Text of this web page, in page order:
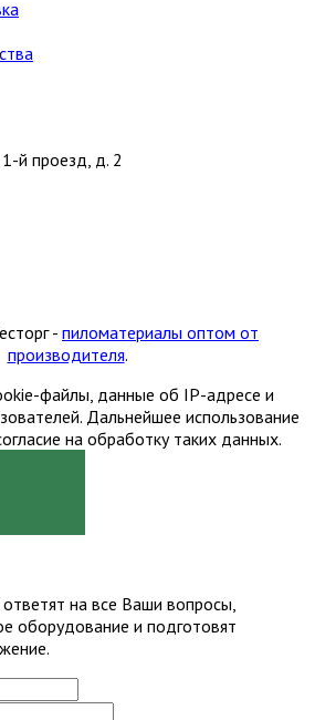
й проезд, д. 2
- пиломатериалы оптом от
производителя.
файлы, данные об IP-адресе и
Дальнейшее использование
на обработку таких данных.
на все Ваши вопросы,
оборудование и подготовят